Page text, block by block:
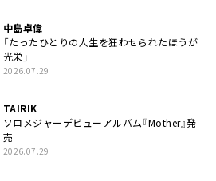
中島卓偉
「たったひとりの人生を狂わせられたほうが
光栄」
2026.07.29
TAIRIK
ソロメジャーデビューアルバム『Mother』発
売
2026.07.29